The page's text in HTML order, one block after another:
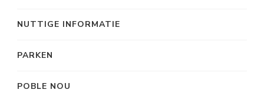
NUTTIGE INFORMATIE
PARKEN
POBLE NOU